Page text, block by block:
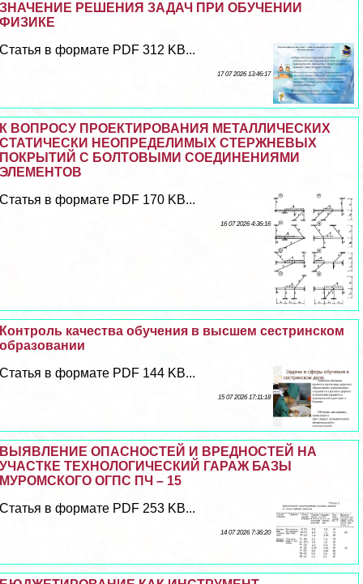
ЗНАЧЕНИЕ РЕШЕНИЯ ЗАДАЧ ПРИ ОБУЧЕНИИ
ФИЗИКЕ
Статья в формате PDF 312 KB...
17 07 2026 13:46:17
К ВОПРОСУ ПРОЕКТИРОВАНИЯ МЕТАЛЛИЧЕСКИХ
СТАТИЧЕСКИ НЕОПРЕДЕЛИМЫХ СТЕРЖНЕВЫХ
ПОКРЫТИЙ С БОЛТОВЫМИ СОЕДИНЕНИЯМИ
ЭЛЕМЕНТОВ
Статья в формате PDF 170 KB...
16 07 2026 4:36:16
Контроль качества обучения в высшем сестринском
образовании
Статья в формате PDF 144 KB...
15 07 2026 17:11:18
ВЫЯВЛЕНИЕ ОПАСНОСТЕЙ И ВРЕДНОСТЕЙ НА
УЧАСТКЕ ТЕХНОЛОГИЧЕСКИЙ ГАРАЖ БАЗЫ
МУРОМСКОГО ОГПС ПЧ – 15
Статья в формате PDF 253 KB...
14 07 2026 7:36:20